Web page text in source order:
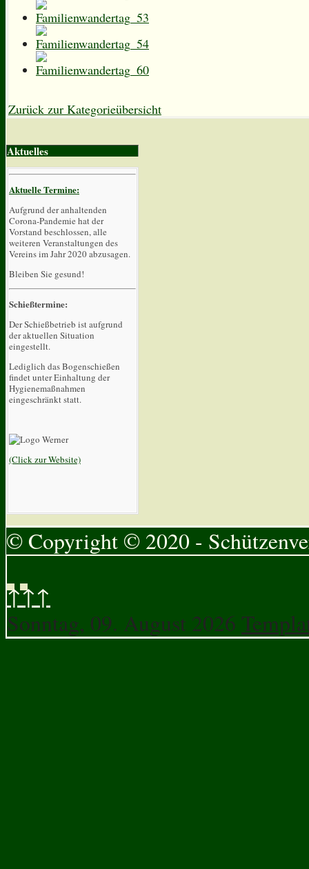
Zurück zur Kategorieübersicht
Aktuelles
Aktuelle Termine:
Aufgrund der anhaltenden
Corona-Pandemie hat der
Vorstand beschlossen, alle
weiteren Veranstaltungen des
Vereins im Jahr 2020 abzusagen.
Bleiben Sie gesund!
Schießtermine:
Der Schießbetrieb ist aufgrund
der aktuellen Situation
eingestellt.
Lediglich das Bogenschießen
findet unter Einhaltung der
Hygienemaßnahmen
eingeschränkt statt.
(Click zur Website)
© Copyright © 2020 -
↑↑↑
Sonntag, 09. August 2026